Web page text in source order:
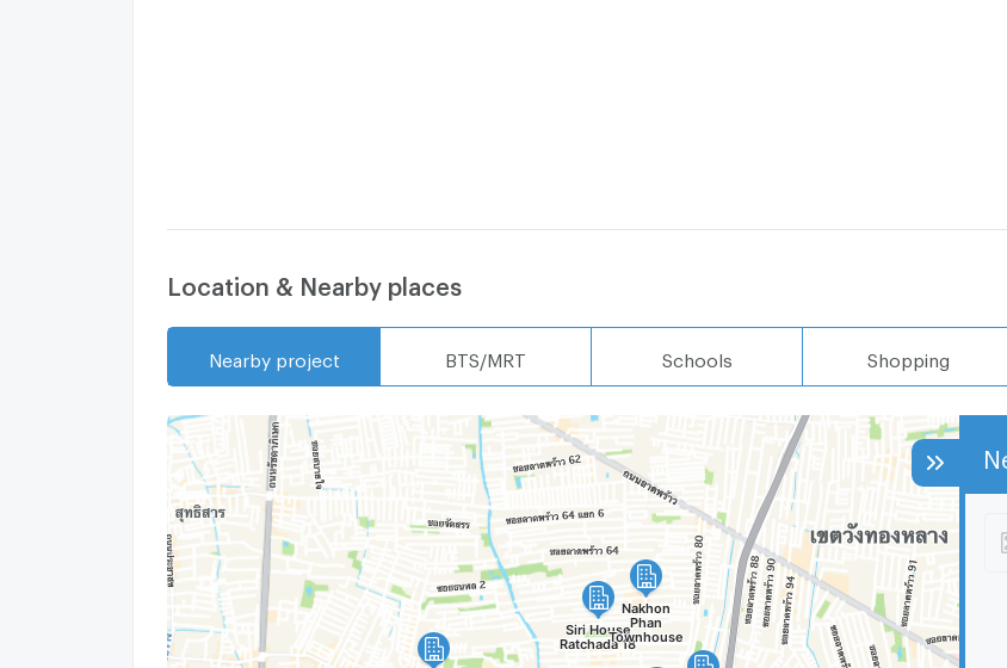
Location & Nearby places
Nearby project BTS/MRT Schools Shopping